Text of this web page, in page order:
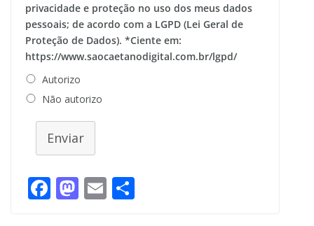
privacidade e proteção no uso dos meus dados
pessoais; de acordo com a LGPD (Lei Geral de
Proteção de Dados). *Ciente em:
https://www.saocaetanodigital.com.br/lgpd/
Autorizo
Não autorizo
Enviar
F
ac
M
as
E
m